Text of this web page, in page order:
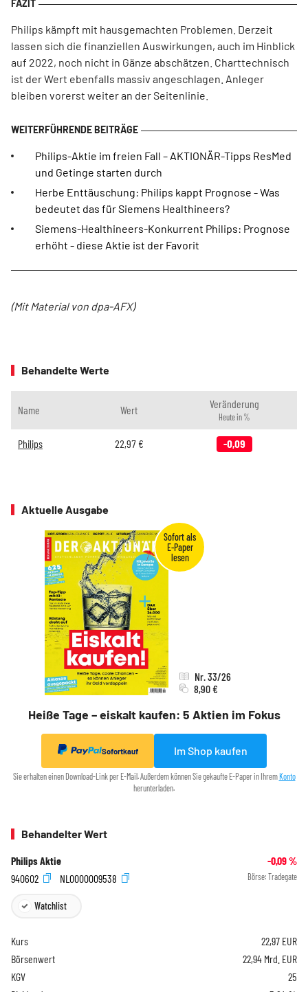
Philips kämpft mit hausgemachten Problemen. Derzeit
lassen sich die finanziellen Auswirkungen, auch im Hinblick
auf 2022, noch nicht in Gänze abschätzen. Charttechnisch
ist der Wert ebenfalls massiv angeschlagen. Anleger
bleiben vorerst weiter an der Seitenlinie.
Philips-Aktie im freien Fall – AKTIONÄR-Tipps ResMed
und Getinge starten durch
Herbe Enttäuschung: Philips kappt Prognose - Was
bedeutet das für Siemens Healthineers?
Siemens-Healthineers-Konkurrent Philips: Prognose
erhöht - diese Aktie ist der Favorit
(Mit Material von dpa-AFX)
Behandelte Werte
Name Wert Veränderung
Heute in %
Philips 22,97€ -0,09
Aktuelle Ausgabe
Heiße Tage – eiskalt kaufen: 5 Aktien im Fokus
Nr. 33/26
8,90 €
Sofortkauf Im Shop kaufen
Sie erhalten einen Download-Link per E-Mail. Außerdem können Sie gekaufte E-Paper in Ihrem Konto
herunterladen.
Behandelter Wert
Philips Aktie -0,09%
940602
NL0000009538 Börse: Tradegate
Watchlist
Kurs 22,97 EUR
Börsenwert
22,94 Mrd. EUR
KGV
25